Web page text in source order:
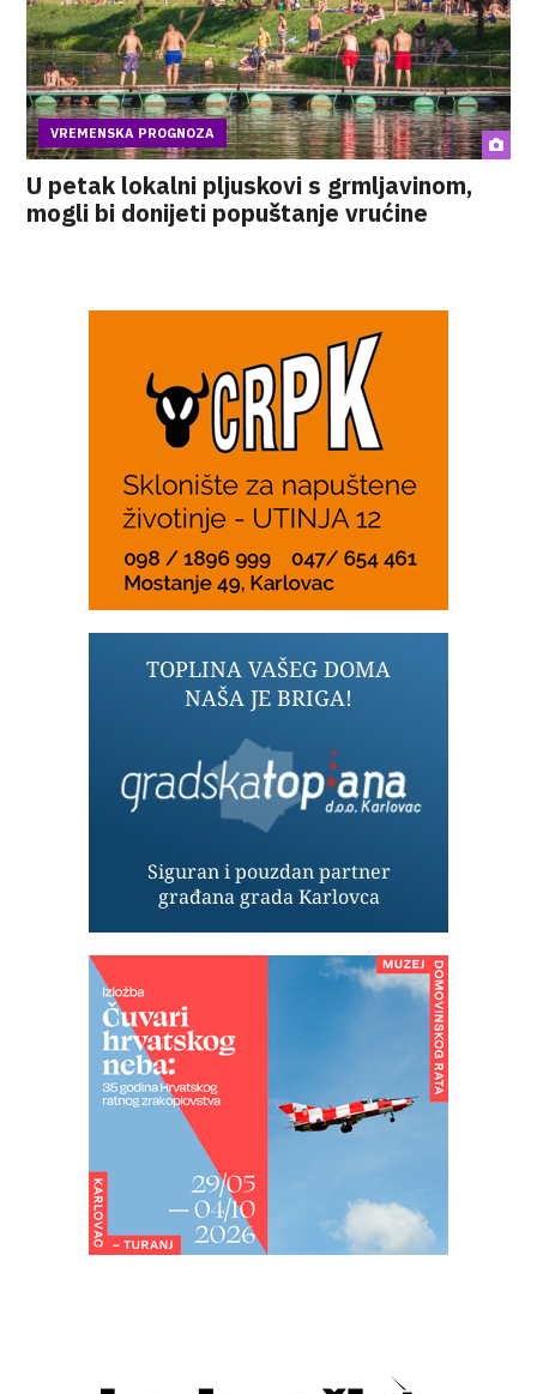
VREMENSKA PROGNOZA
U petak lokalni pljuskovi s grmljavinom,
mogli bi donijeti popuštanje vrućine